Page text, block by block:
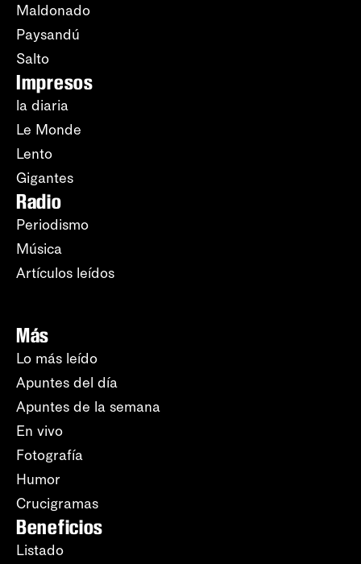
Maldonado
Paysandú
Salto
Impresos
la diaria
Le Monde
Lento
Gigantes
Radio
Periodismo
Música
Artículos leídos
Más
Lo más leído
Apuntes del día
Apuntes de la semana
En vivo
Fotografía
Humor
Crucigramas
Beneficios
Listado